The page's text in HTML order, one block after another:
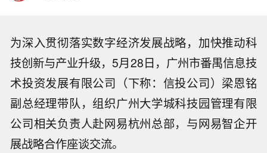
为深入贯彻落实数字经济发展战略，加快推动科
技创新与产业升级，5月28日，广州市番禺信息技
术投资发展有限公司（下称：信投公司）梁恩铭
副总经理带队，组织广州大学城科技园管理有限
公司相关负责人赴网易杭州总部，与网易智企开
展战略合作座谈交流。